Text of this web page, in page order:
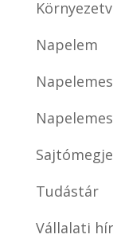
Napelem
Tudástár
Vállalati